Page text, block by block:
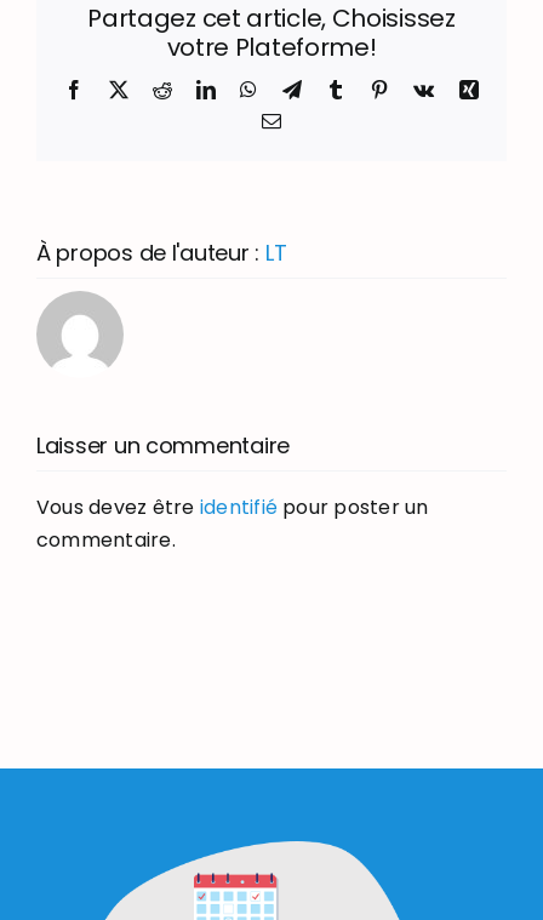
Partagez cet article, Choisissez
votre Plateforme!
Facebook
X RedditLinkedInWhatsApp
TelegramTumblr Pinterest
Vk
Xing
Email
À propos de l'auteur : LT
Laisser un commentaire
Vous devez être identifié pour poster un
commentaire.